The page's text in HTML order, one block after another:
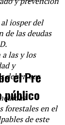
iosper del
de las deudas
las y los
y
deben ser
forestales en el
de este
el Pre
público